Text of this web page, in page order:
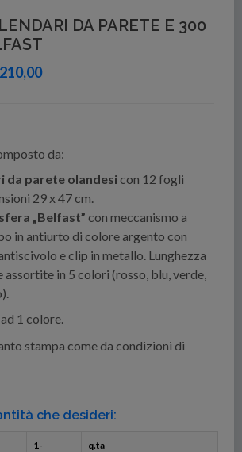
DA PARETE E 300
da:
da parete olandesicon 12 fogli
29 x 47 cm.
„Belfast” con meccanismo a
in antiurto di colore argento con
e clip in metallo. Lunghezza
assortite in 5 colori (rosso, blu, verde,
ad 1 colore.
stampa come da condizioni di
che desideri:
1-
q.ta